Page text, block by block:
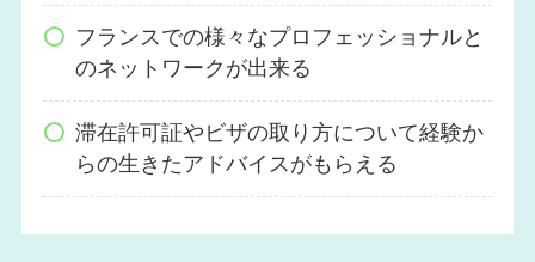
フランスでの様々なプロフェッショナルと
のネットワークが出来る
滞在許可証やビザの取り方について経験か
らの生きたアドバイスがもらえる